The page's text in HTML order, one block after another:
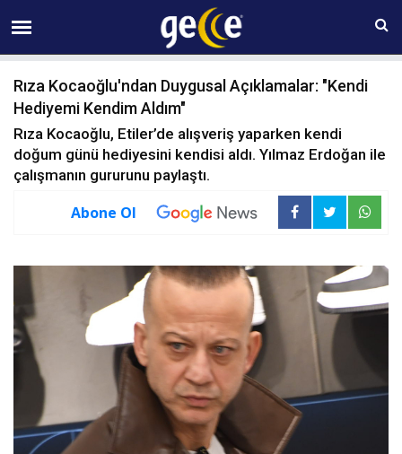
08 AĞUSTOS Cumartesi 23:51
Rıza Kocaoğlu'ndan Duygusal Açıklamalar: "Kendi
Hediyemi Kendim Aldım"
Rıza Kocaoğlu, Etiler’de alışveriş yaparken kendi
doğum günü hediyesini kendisi aldı. Yılmaz Erdoğan ile
çalışmanın gururunu paylaştı.
Abone Ol